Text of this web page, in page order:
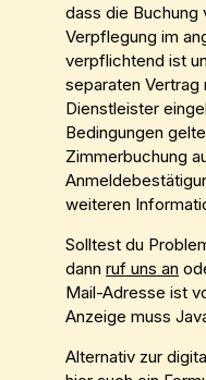
dass die Buchung
Verpflegung im
verpflichtend ist
separaten
Dienstleister
Bedingungen
Zimmerbuchung
weiteren
Solltest du
dann ruf uns an
Mail-Adresse ist
Anzeige muss
Alternativ zur